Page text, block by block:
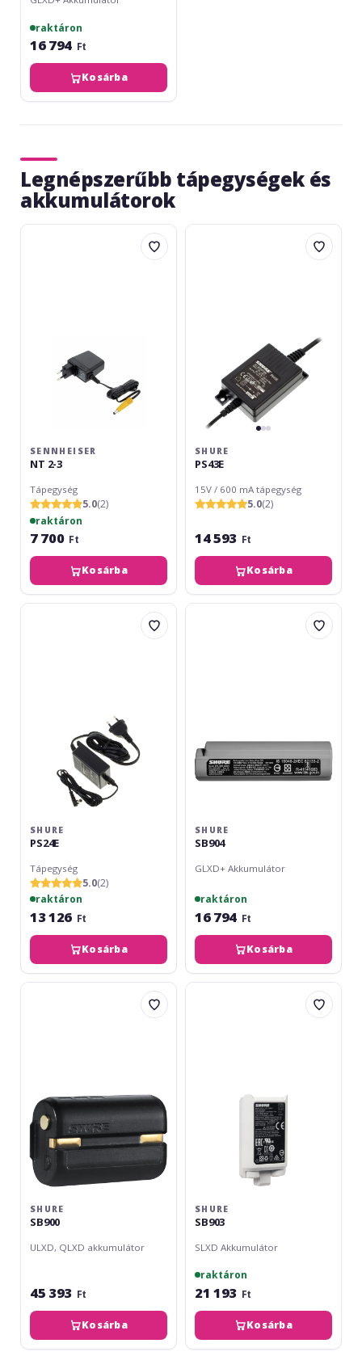
raktáron
16 794 Ft
Kosárba
Legnépszerűbb tápegységek és
akkumulátorok
Sennheiser
SENNHEISER
NT 2-3
Tápegység
5.0(2)
raktáron
7 700 Ft
Kosárba
Shure
SHURE
PS43E
15V / 600 mA tápegység
5.0(2)
14 593 Ft
Kosárba
Shure
SHURE
PS24E
Tápegység
5.0(2)
raktáron
13 126 Ft
Kosárba
Shure
SHURE
SB904
GLXD+ Akkumulátor
raktáron
16 794 Ft
Kosárba
Shure
SHURE
SB900
ULXD, QLXD akkumulátor
45 393 Ft
Kosárba
Shure
SHURE
SB903
SLXD Akkumulátor
raktáron
21 193 Ft
Kosárba